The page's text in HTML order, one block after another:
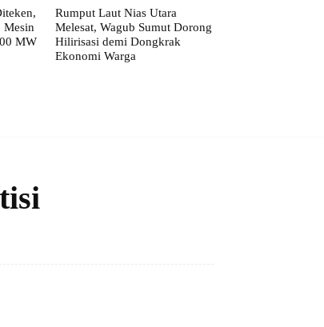
Mesin
MW
Rumput Laut Nias Utara
Melesat, Wagub Sumut Dorong
Hilirisasi demi Dongkrak
Ekonomi Warga